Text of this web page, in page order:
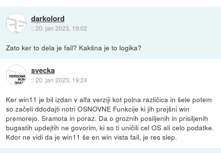
darkolord
::20. jan 2023, 19:02
Zato ker to dela je fail? Kakšna je to logika?
svecka
::20. jan 2023, 19:24
Ker win11 je bil izdan v alfa verziji kot polna različica in šele potem
so začeli ddodajti notri OSNOVNE Funkcije ki jih prejšni win
premorejo. Sramota in poraz. Da o groznih posiljenih in prisiljenih
bugastih updejtih ne govorim, ki so ti uničili cel OS ali celo podatke.
Kdor ne vidi da je win11 še en win vista fail, je res slep.